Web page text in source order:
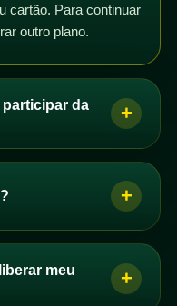
cartão. Para continuar
outro plano.
da
+
plano mensal,
planos de acesso e
quiser. Se perceber
+
PIX, boleto ou
pode
meu
+